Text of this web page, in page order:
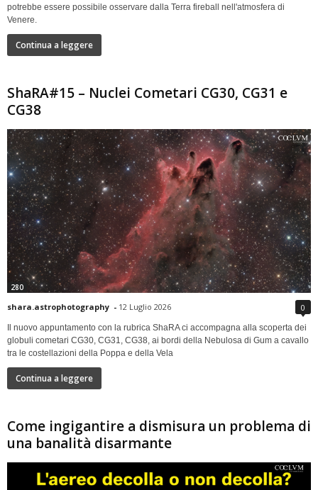
potrebbe essere possibile osservare dalla Terra fireball nell'atmosfera di
Venere.
Continua a leggere
ShaRA#15 – Nuclei Cometari CG30, CG31 e
CG38
280
shara.astrophotography - 12 Luglio 2026 0
Il nuovo appuntamento con la rubrica ShaRA ci accompagna alla scoperta dei
globuli cometari CG30, CG31, CG38, ai bordi della Nebulosa di Gum a cavallo
tra le costellazioni della Poppa e della Vela
Continua a leggere
Come ingigantire a dismisura un problema di
una banalità disarmante